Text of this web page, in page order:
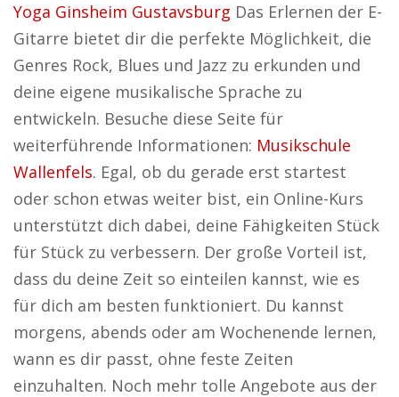
Yoga Ginsheim Gustavsburg Das Erlernen der E-
Gitarre bietet dir die perfekte Möglichkeit, die
Genres Rock, Blues und Jazz zu erkunden und
deine eigene musikalische Sprache zu
entwickeln. Besuche diese Seite für
weiterführende Informationen: Musikschule
Wallenfels. Egal, ob du gerade erst startest
oder schon etwas weiter bist, ein Online-Kurs
unterstützt dich dabei, deine Fähigkeiten Stück
für Stück zu verbessern. Der große Vorteil ist,
dass du deine Zeit so einteilen kannst, wie es
für dich am besten funktioniert. Du kannst
morgens, abends oder am Wochenende lernen,
wann es dir passt, ohne feste Zeiten
einzuhalten. Noch mehr tolle Angebote aus der